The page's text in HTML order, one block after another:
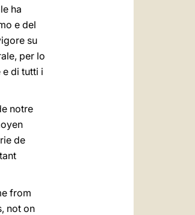
ha
e del
su
per lo
di tutti i
notre
de
from
not on